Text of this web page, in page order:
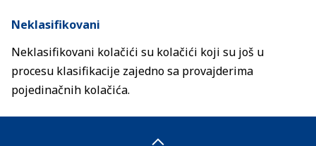
Neklasifikovani
Neklasifikovani kolačići su kolačići koji su još u
procesu klasifikacije zajedno sa provajderima
pojedinačnih kolačića.